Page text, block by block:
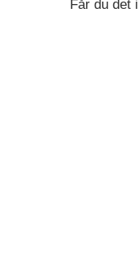
Får du det